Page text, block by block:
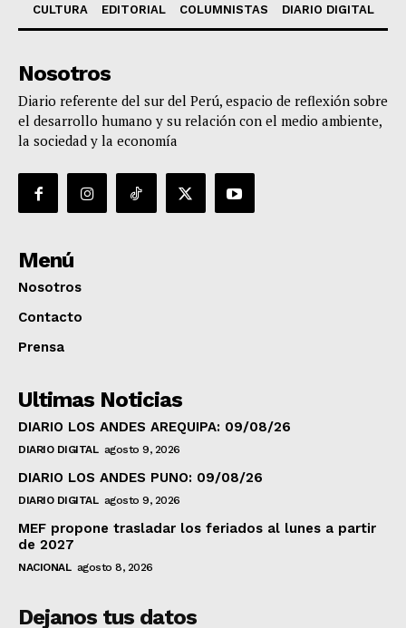
CULTURA
EDITORIAL COLUMNISTAS DIARIO DIGITAL
Nosotros
Diario referente del sur del Perú, espacio de reflexión sobre
el desarrollo humano y su relación con el medio ambiente,
la sociedad y la economía
Menú
Nosotros
Contacto
Prensa
Ultimas Noticias
DIARIO LOS ANDES AREQUIPA: 09/08/26
DIARIO DIGITAL agosto 9, 2026
DIARIO LOS ANDES PUNO: 09/08/26
DIARIO DIGITAL agosto 9, 2026
MEF propone trasladar los feriados al lunes a partir
de 2027
NACIONAL agosto 8, 2026
Dejanos tus datos